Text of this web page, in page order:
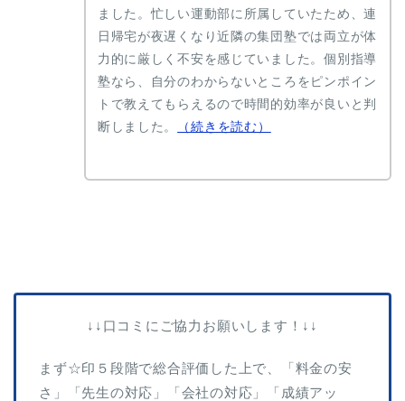
ました。忙しい運動部に所属していたため、連
日帰宅が夜遅くなり近隣の集団塾では両立が体
力的に厳しく不安を感じていました。個別指導
塾なら、自分のわからないところをピンポイン
トで教えてもらえるので時間的効率が良いと判
断しました。
（続きを読む）
↓↓口コミにご協力お願いします！↓↓
まず☆印５段階で総合評価した上で、「料金の安
さ」「先生の対応」「会社の対応」「成績アッ